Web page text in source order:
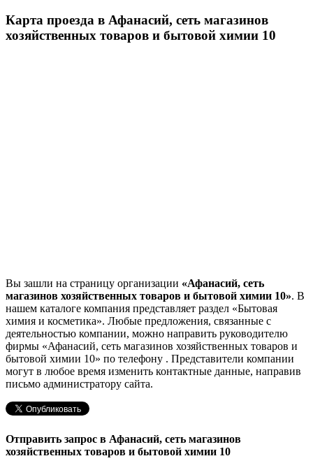
Карта проезда в Афанасий, сеть магазинов
хозяйственных товаров и бытовой химии 10
Вы зашли на страницу организации «Афанасий, сеть
магазинов хозяйственных товаров и бытовой химии 10». В
нашем каталоге компания представляет раздел «Бытовая
химия и косметика». Любые предложения, связанные с
деятельностью компании, можно направить руководителю
фирмы «Афанасий, сеть магазинов хозяйственных товаров и
бытовой химии 10» по телефону . Представители компании
могут в любое время изменить контактные данные, направив
письмо администратору сайта.
Отправить запрос в Афанасий, сеть магазинов
хозяйственных товаров и бытовой химии 10